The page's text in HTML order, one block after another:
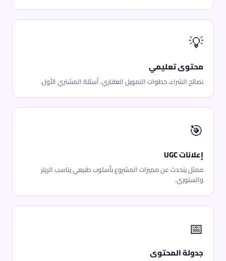
💡
محتوى تعليمي
نصائح الشراء، خطوات التمويل العقاري، أسئلة المشتري الأول.
🎯
إعلانات UGC
ممثل يتحدث عن مميزات المشروع بأسلوب طبيعي يناسب الريلز
والستوري.
📅
جدولة المحتوى